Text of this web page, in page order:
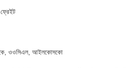
ওওসিএল, আইলকোসকো